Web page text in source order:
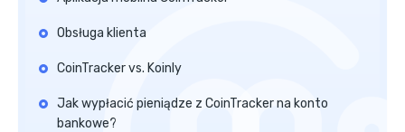
Obsługa klienta
CoinTracker vs. Koinly
Jak wypłacić pieniądze z CoinTracker na konto
bankowe?